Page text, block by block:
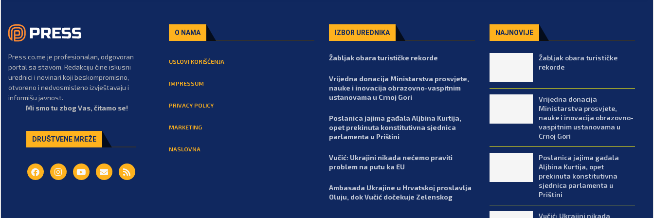
Press.co.me je profesionalan, odgovoran
portal sa stavom. Redakciju čine iskusni
urednici i novinari koji beskompromisno,
otvoreno i nedvosmisleno izvještavaju i
informišu javnost.
Mi smo tu zbog Vas, čitamo se!
DRUŠTVENE MREŽE
O NAMA
USLOVI KORIŠĆENJA
IMPRESSUM
PRIVACY POLICY
MARKETING
NASLOVNA
IZBOR UREDNIKA
Žabljak obara turističke rekorde
Vrijedna donacija Ministarstva prosvjete,
nauke i inovacija obrazovno-vaspitnim
ustanovama u Crnoj Gori
Poslanica jajima gađala Aljbina Kurtija,
opet prekinuta konstitutivna sjednica
parlamenta u Prištini
Vučić: Ukrajini nikada nećemo praviti
problem na putu ka EU
Ambasada Ukrajine u Hrvatskoj proslavlja
Oluju, dok Vučić dočekuje Zelenskog
NAJNOVIJE
Žabljak obara turističke
rekorde
Vrijedna donacija
Ministarstva prosvjete,
nauke i inovacija obrazovno-
vaspitnim ustanovama u
Crnoj Gori
Poslanica jajima gađala
Aljbina Kurtija, opet
prekinuta konstitutivna
sjednica parlamenta u
Prištini
Vučić: Ukrajini nikada